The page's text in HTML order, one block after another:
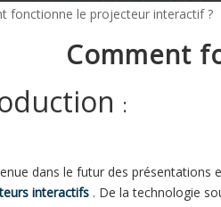
fonctionne le projecteur interactif ?
Comment
:
dans le futur des présentations
interactifs . De la technologie